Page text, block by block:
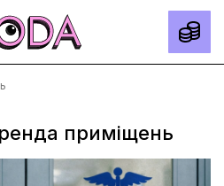
приміщень